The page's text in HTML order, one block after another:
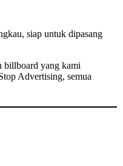
siap untuk dipasang
billboard yang kami
Advertising, semua